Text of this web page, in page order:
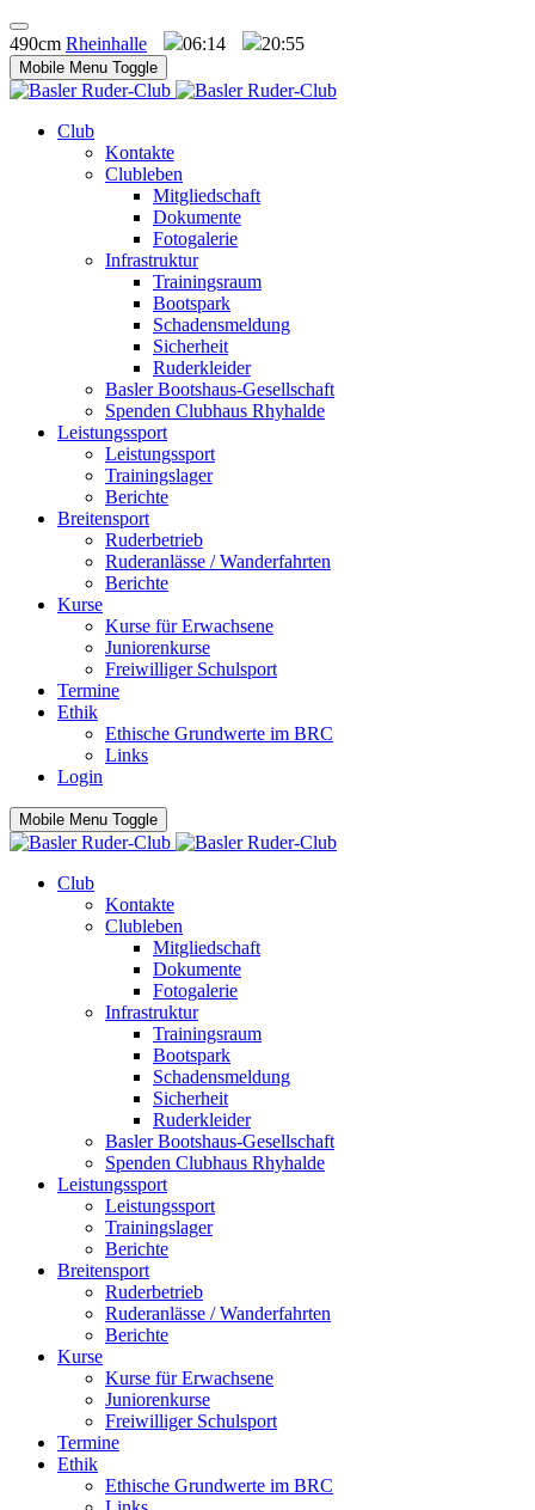
490cm Rheinhalle 06:14 20:55
Mobile Menu Toggle
Club
Kontakte
Clubleben
Mitgliedschaft
Dokumente
Fotogalerie
Infrastruktur
Trainingsraum
Bootspark
Schadensmeldung
Sicherheit
Ruderkleider
Basler Bootshaus-Gesellschaft
Spenden Clubhaus Rhyhalde
Leistungssport
Leistungssport
Trainingslager
Berichte
Breitensport
Ruderbetrieb
Ruderanlässe / Wanderfahrten
Berichte
Kurse
Kurse für Erwachsene
Juniorenkurse
Freiwilliger Schulsport
Termine
Ethik
Ethische Grundwerte im BRC
Links
Login
Mobile Menu Toggle
Club
Kontakte
Clubleben
Mitgliedschaft
Dokumente
Fotogalerie
Infrastruktur
Trainingsraum
Bootspark
Schadensmeldung
Sicherheit
Ruderkleider
Basler Bootshaus-Gesellschaft
Spenden Clubhaus Rhyhalde
Leistungssport
Leistungssport
Trainingslager
Berichte
Breitensport
Ruderbetrieb
Ruderanlässe / Wanderfahrten
Berichte
Kurse
Kurse für Erwachsene
Juniorenkurse
Freiwilliger Schulsport
Termine
Ethik
Ethische Grundwerte im BRC